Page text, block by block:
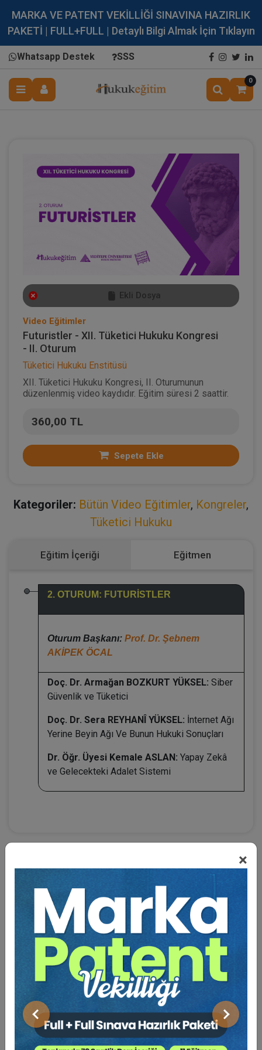
MARKA VE PATENT VEKİLLİĞİ SINAVINA HAZIRLIK
PAKETİ | FULL+FULL | Detaylı Bilgi Almak İçin Tıklayın
Whatsapp Destek SSS
0
×
Önceki Sonraki
Ekli Dosya
Video Eğitimler
Futuristler - XII. Tüketici Hukuku Kongresi
- II. Oturum
Tüketici Hukuku Enstitüsü
XII. Tüketici Hukuku Kongresi, II. Oturumunun
düzenlenmiş video kaydıdır. Eğitim süresi 2 saattir.
360,00 TL
Sepete Ekle
Kategoriler: Bütün Video Eğitimler, Kongreler,
Tüketici Hukuku
Eğitim İçeriği Eğitmen
2. OTURUM: FUTURİSTLER
Oturum Başkanı: Prof. Dr. Şebnem
AKİPEK ÖCAL
Doç. Dr. Armağan BOZKURT YÜKSEL: Siber
Güvenlik ve Tüketici
Doç. Dr. Sera REYHANÎ YÜKSEL: İnternet Ağı
Yerine Beyin Ağı Ve Bunun Hukuki Sonuçları
Dr. Öğr. Üyesi Kemale ASLAN: Yapay Zekâ
ve Gelecekteki Adalet Sistemi
Video Eğitim Abonesi Ol: Sadece 5490 TL / Yıllık
Tüketici Hukuku Enstitüsü